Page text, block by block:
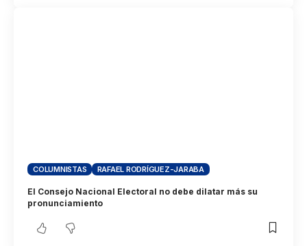
COLUMNISTAS RAFAEL RODRÍGUEZ-JARABA
El Consejo Nacional Electoral no debe dilatar más su
pronunciamiento